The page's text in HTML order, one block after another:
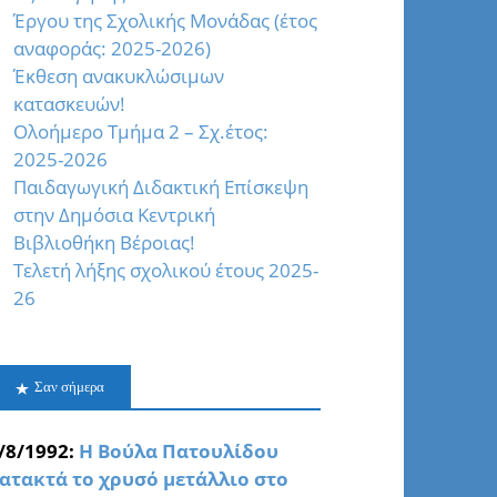
Έργου της Σχολικής Μονάδας (έτος
αναφοράς: 2025-2026)
Έκθεση ανακυκλώσιμων
κατασκευών!
Oλοήμερο Τμήμα 2 – Σχ.έτος:
2025-2026
Παιδαγωγική Διδακτική Επίσκεψη
στην Δημόσια Κεντρική
Βιβλιοθήκη Βέροιας!
Τελετή λήξης σχολικού έτους 2025-
26
Σαν σήμερα
1992: Η Βούλα Πατουλίδου
το χρυσό μετάλλιο στο